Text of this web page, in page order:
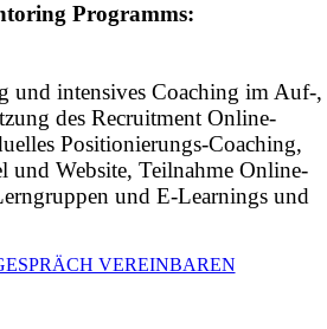
Programms:
und intensives Coaching im Auf-,
des Recruitment Online-
Positionierungs-Coaching,
und Website, Teilnahme Online-
und E-Learnings und
VEREINBAREN